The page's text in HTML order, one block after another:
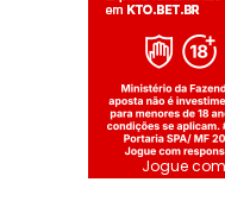
Jogue